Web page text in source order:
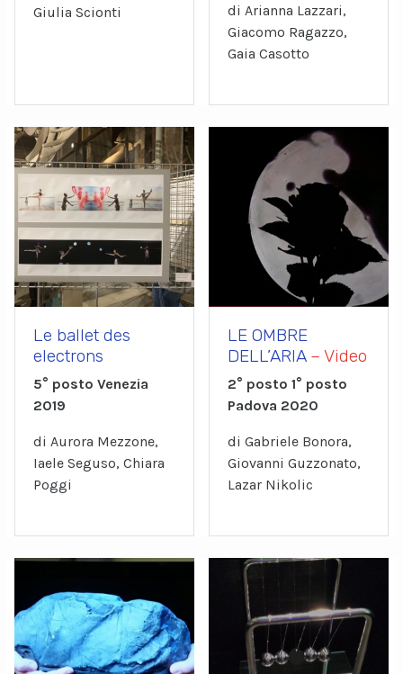
Giulia Scionti
di Arianna Lazzari,
Giacomo Ragazzo,
Gaia Casotto
Le ballet des
electrons
5° posto Venezia
2019
di Aurora Mezzone,
Iaele Seguso, Chiara
Poggi
LE OMBRE
DELL’ARIA– Video
2° posto 1° posto
Padova 2020
di Gabriele Bonora,
Giovanni Guzzonato,
Lazar Nikolic